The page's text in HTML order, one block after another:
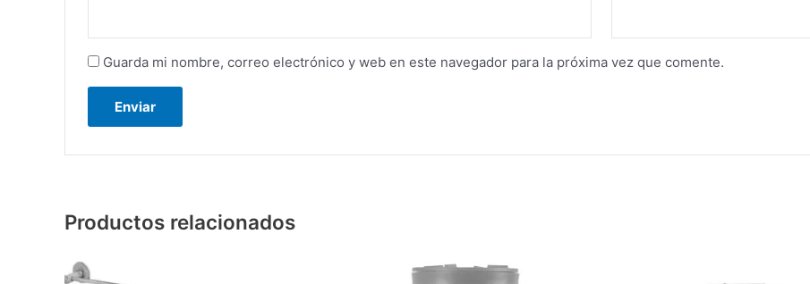
Guarda mi nombre, correo electrónico y web en este navegador para la próxima vez que comente.
Productos relacionados